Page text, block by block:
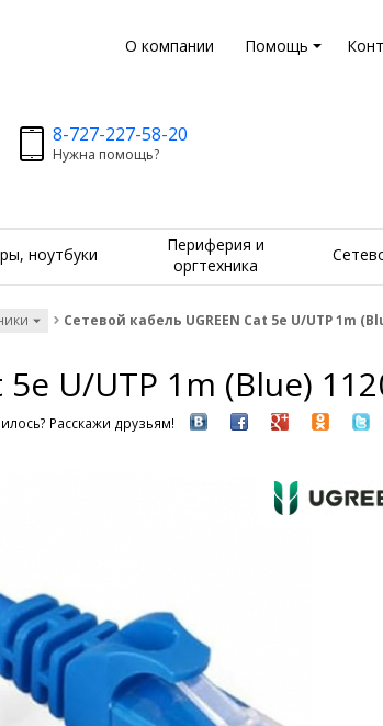
О компании Помощь
8-727-227-58-20
Нужна помощь?
ноутбуки
Периферия и
оргтехника
Сетевой кабель UGREEN Cat 5e U/UTP 1m
U/UTP 1m (Blue)
Расскажи друзьям!